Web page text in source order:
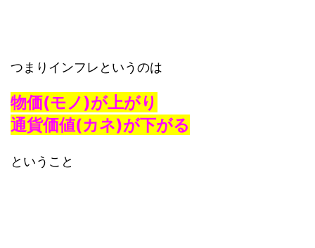
つまりインフレというのは
物価(モノ)が上がり
通貨価値(カネ)が下がる
ということ